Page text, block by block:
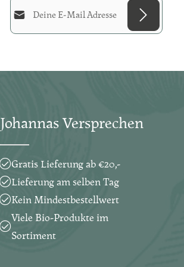
E-Mail-Adresse*
Ich habe die
AGBgelesen und bin mit ihnen
einverstanden.
Nutzungsbedingungen.
Felder sind Pflichtfelder.
Johannas Versprechen
Gratis Lieferung ab €20,-
Lieferung am selben Tag
Kein Mindestbestellwert
Viele Bio-Produkte im
Sortiment